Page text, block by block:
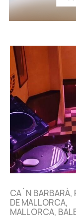
CA´N BARBARÀ,
DE MALLORCA,
MALLORCA,